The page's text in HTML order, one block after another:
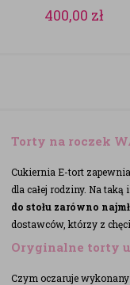
400,00 zł
Torty na roczek
Cukiernia E-tort
dla całej rodziny. Na
do stołu zarówno
dostawców, którzy z
Oryginalne torty
Czym oczaruje